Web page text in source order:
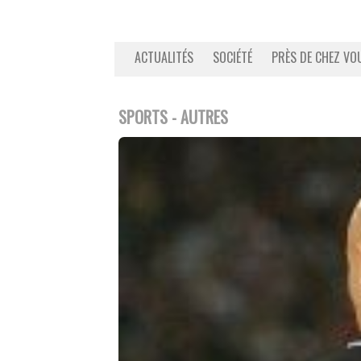
ACTUALITÉS SOCIÉTÉ PRÈS DE CHEZ
SPORTS - AUTRES